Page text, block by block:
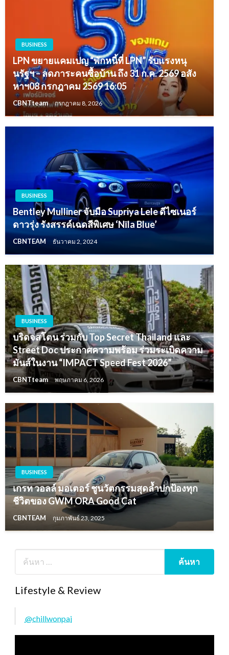
BUSINESS
LPN ขยายแคมเปญ “พักหนี้ที่ LPN” รับแรงหนุ
นรัฐฯ – ลดภาระคนซื้อบ้าน ถึง 31 ก.ค. 2569 อสัง
หาฯ08 กรกฎาคม 2569 16:05
CBNTteam กรกฎาคม 8, 2026
BUSINESS
Bentley Mulliner จับมือ Supriya Lele ดีไซเนอร์
ดาวรุ่ง รังสรรค์เฉดสีพิเศษ ‘Nīla Blue’
CBNTEAM ธันวาคม 2, 2024
BUSINESS
บริดจสโตน ร่วมกับ Top Secret Thailand และ
Street Doc ประกาศความพร้อม ร่วมระเบิดความ
มันส์ในงาน “IMPACT Speed Fest 2026”
CBNTteam พฤษภาคม 6, 2026
BUSINESS
เกรท วอลล์ มอเตอร์ ชูนวัตกรรมสุดล้ำปกป้องทุก
ชีวิตของ GWM ORA Good Cat
CBNTEAM กุมภาพันธ์ 23, 2025
Lifestyle & Review
@chillwonpai